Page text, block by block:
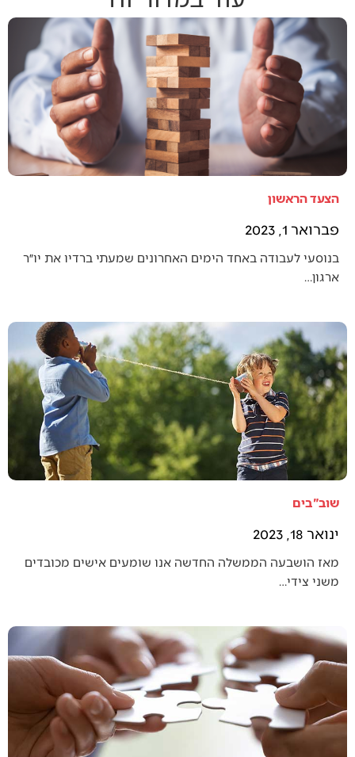
הצעד הראשון
פברואר 1, 2023
בנוסעי לעבודה באחד הימים האחרונים שמעתי ברדיו את יו״ר
ארגון…
שוב"בים
ינואר 18, 2023
מאז הושבעה הממשלה החדשה אנו שומעים אישים מכובדים
משני צידי…